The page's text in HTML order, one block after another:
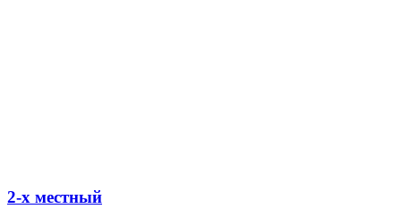
2-х местный